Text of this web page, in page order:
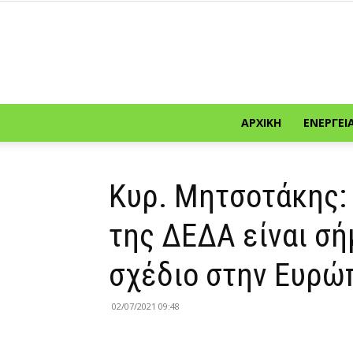
ΑΡΧΙΚΉ
Κυρ. Μητσοτάκης:
της ΔΕΔΑ είναι
σχέδιο στην
02/07/2021 09:48